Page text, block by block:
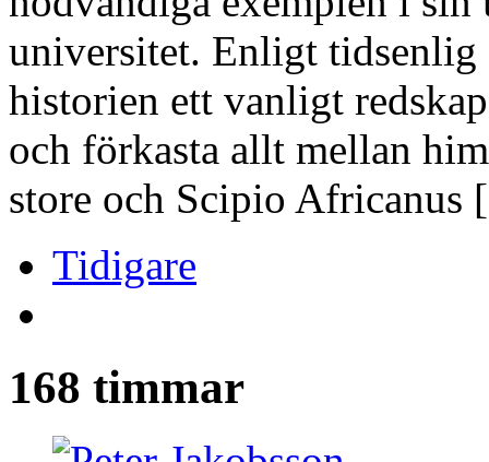
universitet. Enligt tidsenlig
historien ett vanligt
och förkasta allt mellan
store och Scipio
Tidigare
168 timmar